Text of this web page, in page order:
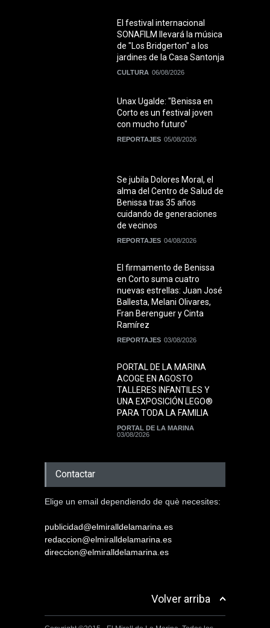
El festival internacional
SONAFILM llevará la música
de "Los Bridgerton" a los
jardines de la Casa Santonja
CULTURA 06/08/2026
Unax Ugalde: "Benissa en
Corto es un festival joven
con mucho futuro"
REPORTAJES 05/08/2026
Se jubila Dolores Moral, el
alma del Centro de Salud de
Benissa tras 35 años
cuidando de generaciones
de vecinos
REPORTAJES 04/08/2026
El firmamento de Benissa
en Corto suma cuatro
nuevas estrellas: Juan José
Ballesta, Melani Olivares,
Fran Berenguer y Cinta
Ramírez
REPORTAJES 03/08/2026
PORTAL DE LA MARINA
ACOGE EN AGOSTO
TALLERES INFANTILES Y
UNA EXPOSICIÓN LEGO®
PARA TODA LA FAMILIA
PORTAL DE LA MARINA
03/08/2026
Contactar
Elige un email dependiendo de què necesites:
publicidad@elmiralldelamarina.es
redaccion@elmiralldelamarina.es
direccion@elmiralldelamarina.es
Volver arriba